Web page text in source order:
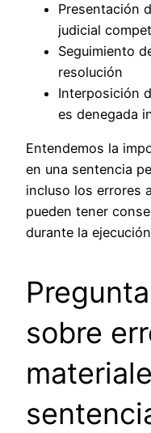
Presentación
judicial
Seguimiento
resolución
Interposición
es denegada
Entendemos la
en una sentencia
incluso los errores
pueden tener
durante la
sobre